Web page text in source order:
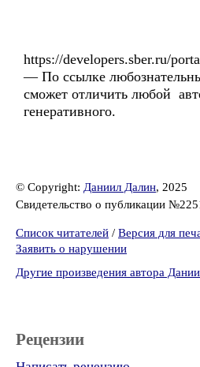
https://developers.sber.ru/
— По ссылке
сможет отличить любой
генеративного.
© Copyright: Даниил Далин, 2025
Свидетельство о публикации
Список читателей / Версия для
Заявить о нарушении
Другие произведения автора
Рецензии